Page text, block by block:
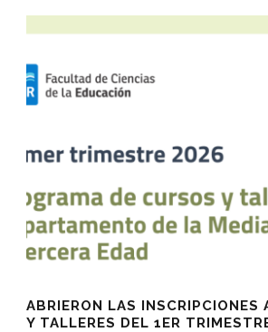
ABRIERON LAS INSCRIPCIONES
Y TALLERES DEL 1ER